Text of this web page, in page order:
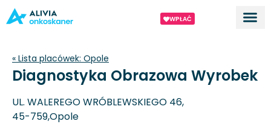
WPŁAĆ
« Lista placówek: Opole
Diagnostyka Obrazowa Wyrobek
UL. WALEREGO WRÓBLEWSKIEGO 46,
45-759,Opole